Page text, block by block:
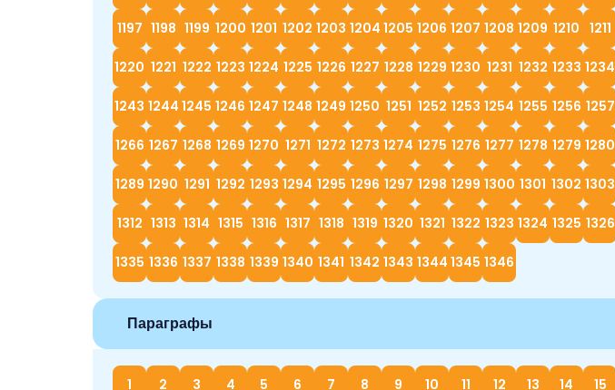
1197 1198 1199 1200 1201 1202 1203 1204 1205 1206 1207 1208 1209 1210 1211
1220 1221 1222 1223 1224 1225 1226 1227 1228 1229 1230 1231 1232 1233 1234
1243 1244 1245 1246 1247 1248 1249 1250 1251 1252 1253 1254 1255 1256 1257
1266 1267 1268 1269 1270 1271 1272 1273 1274 1275 1276 1277 1278 1279 1280
1289 1290 1291 1292 1293 1294 1295 1296 1297 1298 1299 1300 1301 1302 1303
1312 1313 1314 1315 1316 1317 1318 1319 1320 1321 1322 1323 1324 1325 1326
1335 1336 1337 1338 1339 1340 1341 1342 1343 1344 1345 1346
Параграфы
1 2 3 4 5 6 7 8 9 10 11 12 13 14 15